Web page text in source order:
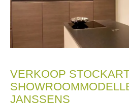
VERKOOP
JANSSENS